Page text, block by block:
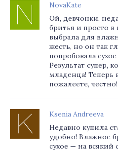
NovaKate
Ой, девчонки,
бритья и просто в
выбрала для
жесть, но он так
попробовала
Результат супер,
младенца! Теперь
пожалеете, честно!
Ksenia Andreeva
Недавно купила
удобно! Влажное
сухое — на всякий